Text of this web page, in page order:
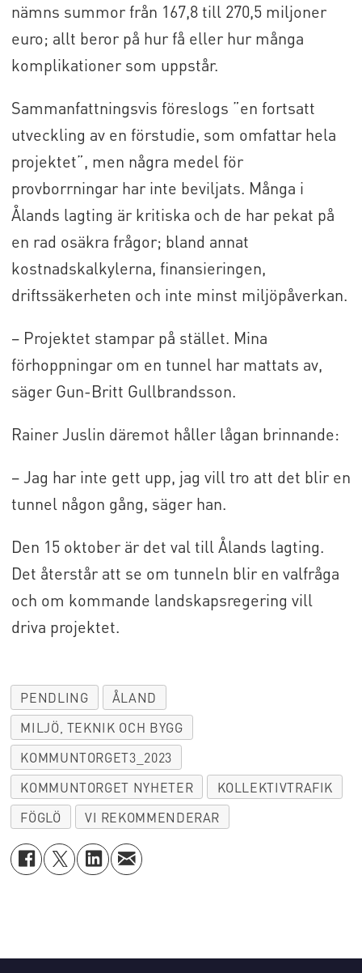
En tunnel mellan den åländska huvudön
och Föglö, en sträcka på cirka 10 km, har
nämns summor från 167,8 till 270,5 miljoner
euro; allt beror på hur få eller hur många
komplikationer som uppstår.
Sammanfattningsvis föreslogs ”en fortsatt
utveckling av en förstudie, som omfattar hela
projektet”, men några medel för
provborrningar har inte beviljats. Många i
Ålands lagting är kritiska och de har pekat på
en rad osäkra frågor; bland annat
kostnadskalkylerna, finansieringen,
driftssäkerheten och inte minst miljöpåverkan.
– Projektet stampar på stället. Mina
förhoppningar om en tunnel har mattats av,
säger Gun-Britt Gullbrandsson.
Rainer Juslin däremot håller lågan brinnande:
– Jag har inte gett upp, jag vill tro att det blir en
tunnel någon gång, säger han.
Den 15 oktober är det val till Ålands lagting.
Det återstår att se om tunneln blir en valfråga
och om kommande landskapsregering vill
driva projektet.
PENDLING
ÅLAND
MILJÖ, TEKNIK OCH BYGG
KOMMUNTORGET3_2023
KOMMUNTORGET NYHETER
KOLLEKTIVTRAFIK
FÖGLÖ
VI REKOMMENDERAR